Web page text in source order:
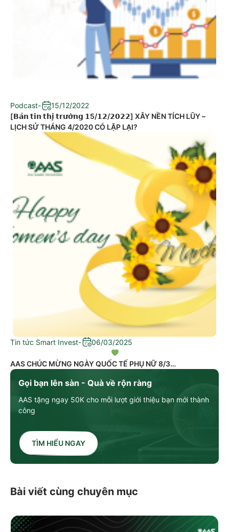
Gọi bạn lên sàn - Quà về rộn ràng
AAS tặng ngay 50K cho mỗi lượt giới thiệu bạn mới thành
công
TÌM HIỂU NGAY
Podcast-
15/12/2022
[𝗕𝗮̉𝗻 𝘁𝗶𝗻 𝘁𝗵𝗶̣ 𝘁𝗿𝘂̛𝗼̛̀𝗻𝗴 𝟭5/𝟭𝟮/𝟮𝟬𝟮𝟮] XÂY NỀN TÍCH LŨY –
LỊCH SỬ THÁNG 4/2020 CÓ LẶP LẠI?
Tin tức Smart Invest- 06/03/2025
AAS CHÚC MỪNG NGÀY QUỐC TẾ PHỤ NỮ 8/3
Bài viết cùng chuyên mục